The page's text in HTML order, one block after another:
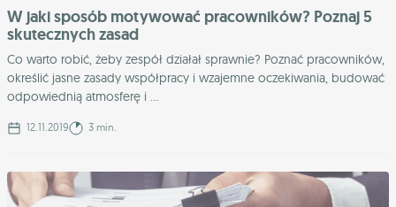
W jaki sposób motywować pracowników? Poznaj 5
skutecznych zasad
Co warto robić, żeby zespół działał sprawnie? Poznać pracowników,
określić jasne zasady współpracy i wzajemne oczekiwania, budować
odpowiednią atmosferę i ...
12.11.2019 3 min.